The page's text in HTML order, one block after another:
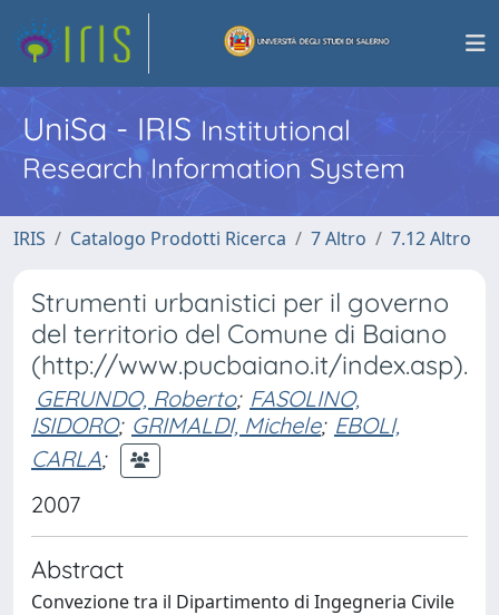
UniSa - IRISInstitutional
Research Information System
IRIS Catalogo Prodotti Ricerca 7 Altro 7.12 Altro
Strumenti urbanistici per il governo
del territorio del Comune di Baiano
(http://www.pucbaiano.it/index.asp).
GERUNDO, Roberto; FASOLINO,
ISIDORO; GRIMALDI, Michele; EBOLI,
CARLA;
2007
Abstract
Convezione tra il Dipartimento di Ingegneria Civile